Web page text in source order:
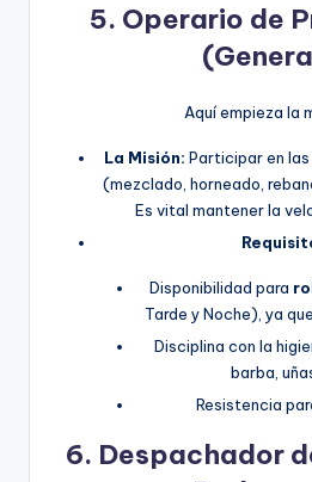
5. Operario de
Aquí empieza la
La Misión: Participar en
(mezclado, horneado,
Es vital mantener la
Disponibilidad para
Tarde y Noche), ya
Disciplina con la
barba,
Resistencia
6. Despachador